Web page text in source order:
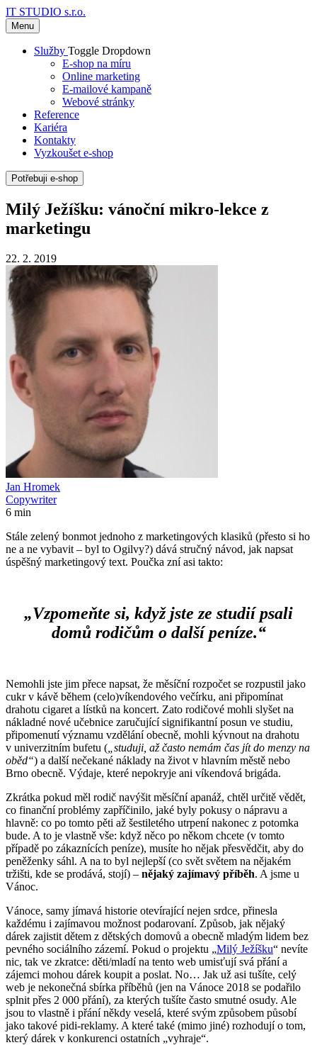
IT STUDIO s.r.o.
Menu
Služby Toggle Dropdown
E-shop na míru
Online marketing
E-mailové kampaně
Webové stránky
Reference
Kariéra
Kontakty
Vyzkoušet e-shop
Potřebuji e-shop
Milý Ježíšku: vánoční mikro-lekce z
marketingu
22. 2. 2019
Jan Hromek
Copywriter
6 min
Stále zelený bonmot jednoho z marketingových klasiků (přesto si ho
ne a ne vybavit – byl to Ogilvy?) dává stručný návod, jak napsat
úspěšný marketingový text. Poučka zní asi takto:
„Vzpomeňte si, když jste ze studií psali
domů rodičům o další peníze.“
Nemohli jste jim přece napsat, že měsíční rozpočet se rozpustil jako
cukr v kávě během (celo)víkendového večírku, ani připomínat
drahotu cigaret a lístků na koncert. Zato rodičové mohli slyšet na
nákladné nové učebnice zaručující signifikantní posun ve studiu,
připomenutí významu vzdělání obecně, mohli kývnout na drahotu
v univerzitním bufetu ( „studuji, až často nemám čas jít do menzy na
oběd“) a další nečekané náklady na život v hlavním městě nebo
Brno obecně. Výdaje, které nepokryje ani víkendová brigáda.
Zkrátka pokud měl rodič navýšit měsíční apanáž, chtěl určitě vědět,
co finanční problémy zapříčinilo, jaké byly pokusy o nápravu a
hlavně: co po tomto pěti až šestiletého utrpení nakonec z potomka
bude. A to je vlastně vše: když něco po někom chcete (v tomto
případě po zákaznících peníze), musíte ho nějak přesvědčit, aby do
peněženky sáhl. A na to byl nejlepší (co svět světem na nějakém
tržišti, kde se prodává, stojí) – nějaký zajímavý příběh. A jsme u
Vánoc.
Vánoce, samy jímavá historie otevírající nejen srdce, přinesla
každému i zajímavou možnost podarovaní. Způsob, jak nějaký
dárek zajistit dětem z dětských domovů a obecně mladým lidem bez
pevného sociálního zázemí. Pokud o projektu „Milý Ježíšku“ nevíte
nic, tak ve zkratce: děti/mladí na tento web umisťují svá přání a
zájemci mohou dárek koupit a poslat. No… Jak už asi tušíte, celý
web je nekonečná sbírka příběhů (jen na Vánoce 2018 se podařilo
splnit přes 2 000 přání), za kterých tušíte často smutné osudy. Ale
jsou to vlastně i přání někdy veselá, které svým způsobem působí
jako takové pidi-reklamy. A které také (mimo jiné) rozhodují o tom,
který dárek v konkurenci ostatních „vyhraje“.